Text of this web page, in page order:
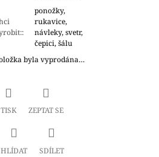
:
ponožky,
rukavice,
návleky, svetr,
čepici, šálu
byla vyprodána…
TISK ZEPTAT SE
HLÍDAT SDÍLET